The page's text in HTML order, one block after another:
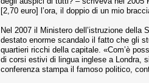
[2,70 euro] l’ora, il doppio di un mio
Nel 2007 il Ministero dell’istruzione
destato enorme scandalo il fatto che gli
quartieri ricchi della capitale. «Com’è
di corsi estivi di lingua inglese a Londra,
conferenza stampa il famoso politico,